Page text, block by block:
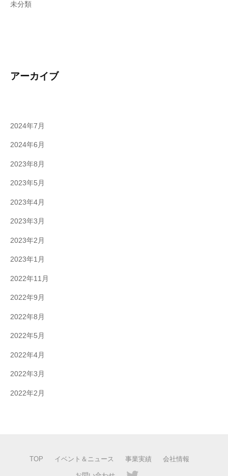
未分類
アーカイブ
2024年7月
2024年6月
2023年8月
2023年5月
2023年4月
2023年3月
2023年2月
2023年1月
2022年11月
2022年9月
2022年8月
2022年5月
2022年4月
2022年3月
2022年2月
TOP イベント＆ニュース 事業実績 会社情報